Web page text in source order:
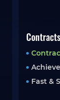
Contracts
Fast &